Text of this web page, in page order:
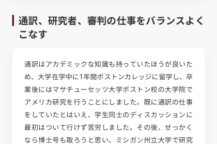
通訳、研究者、審判の仕事をバランスよく
こなす
通訳はアカデミックな知識も持っていたほうが良いた
め、大学在学中に1年間ボストンカレッジに留学し、卒
業後にはマサチューセッツ大学ボストン校の大学院で
アメリカ研究を行うことにしました。既に通訳の仕事
をしていたとはいえ、学生同士のディスカッションに
最初はついて行けず苦労しました。その後、せっかく
なら博士号も取ろうと思い、ミシガン州立大学で研究